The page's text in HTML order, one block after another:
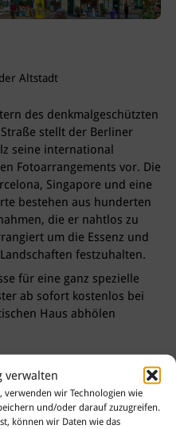
verwalten
verwenden wir Technologien wie
und/oder darauf zuzugreifen.
können wir Daten wie das
Altstadt
des denkmalgeschützten
stellt der Berliner
seine international
Fotoarrangements vor. Die
Singapore und eine
bestehen aus hunderten
die er nahtlos zu
um die Essenz und
festzuhalten.
für eine ganz spezielle
ab sofort kostenlos bei
Haus abhölen
Uhr
Arbeiten auch
hiereinsehbar.